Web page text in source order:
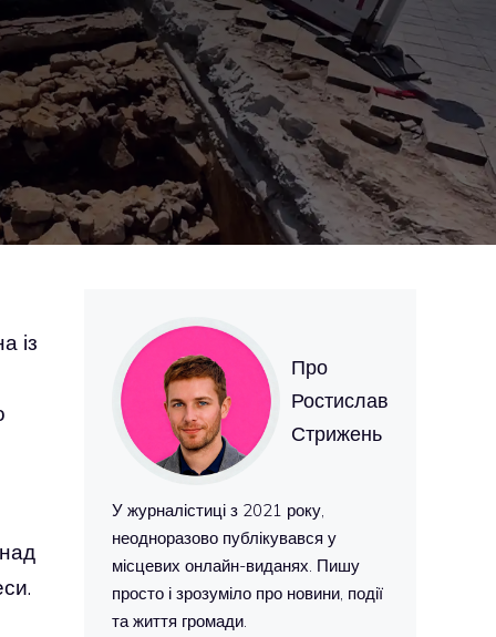
із
Про
Ростислав
Стрижень
У журналістиці з 2021 року,
неодноразово публікувався у
місцевих онлайн-виданях. Пишу
просто і зрозуміло про новини, події
та життя громади.